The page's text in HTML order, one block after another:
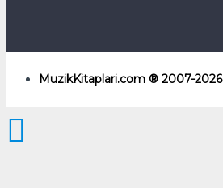
MuzikKitaplari.com ® 2007-2026